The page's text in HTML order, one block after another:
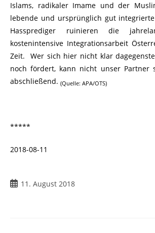
Islams, radikaler Imame und der
lebende und ursprünglich gut
Hassprediger ruinieren die
kostenintensive Integrationsarbeit
Zeit. Wer sich hier nicht klar
noch fördert, kann nicht unser Partner
abschließend. (Quelle: APA/OTS)
*****
2018-08-11
11. August 2018